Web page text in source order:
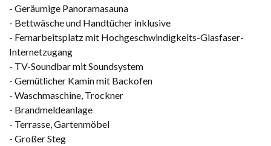
- Geräumige Panoramasauna
- Bettwäsche und Handtücher inklusive
- Fernarbeitsplatz mit Hochgeschwindigkeits-Glasfaser-
Internetzugang
- TV-Soundbar mit Soundsystem
- Gemütlicher Kamin mit Backofen
- Waschmaschine, Trockner
- Brandmeldeanlage
- Terrasse, Gartenmöbel
- Großer Steg